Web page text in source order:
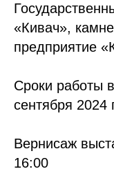
«Кивач»,
предприятие
Сроки работы
сентября 2024
Вернисаж
16:00